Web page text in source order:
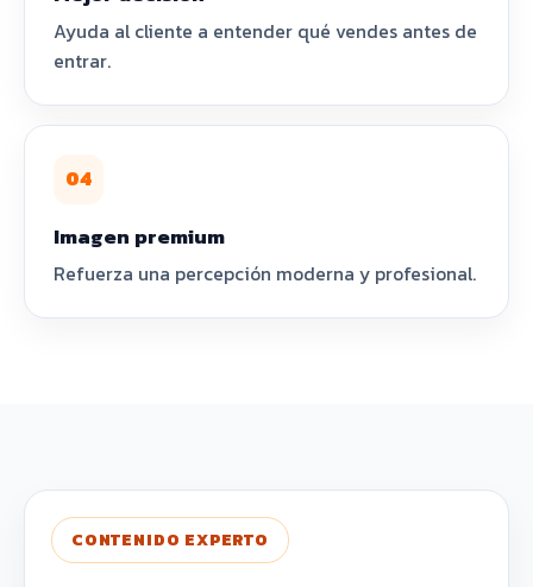
Ayuda al cliente a entender qué vendes antes de
entrar.
04
Imagen premium
Refuerza una percepción moderna y profesional.
CONTENIDO EXPERTO